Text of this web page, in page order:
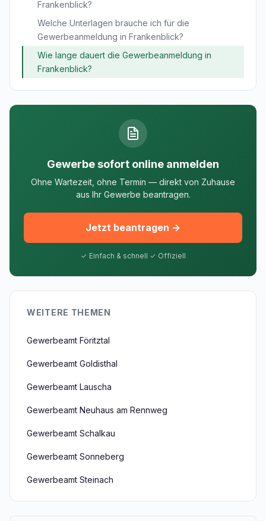
Frankenblick?
Welche Unterlagen brauche ich für die
Gewerbeanmeldung in Frankenblick?
Wie lange dauert die Gewerbeanmeldung in
Frankenblick?
Gewerbe sofort online anmelden
Ohne Wartezeit, ohne Termin — direkt von Zuhause
aus Ihr Gewerbe beantragen.
Jetzt beantragen →
✓ Einfach & schnell ✓ Offiziell
WEITERE THEMEN
Gewerbeamt Föritztal
Gewerbeamt Goldisthal
Gewerbeamt Lauscha
Gewerbeamt Neuhaus am Rennweg
Gewerbeamt Schalkau
Gewerbeamt Sonneberg
Gewerbeamt Steinach